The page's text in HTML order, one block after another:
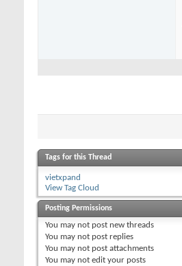
Tags for this Thread
vietxpand
View Tag Cloud
Posting Permissions
You may not post new threads
You may not post replies
You may not post attachments
You may not edit your posts